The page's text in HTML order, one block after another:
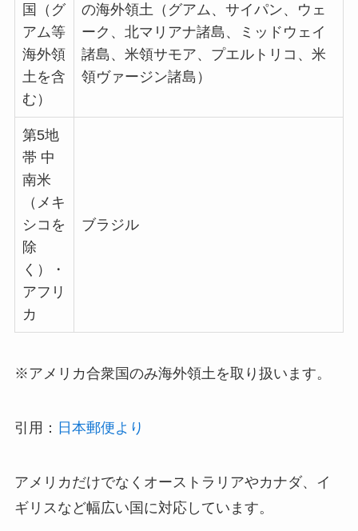
国（グ
アム等
海外領
土を含
む）
の海外領土（グアム、サイパン、ウェ
ーク、北マリアナ諸島、ミッドウェイ
諸島、米領サモア、プエルトリコ、米
領ヴァージン諸島）
第5地
帯 中
南米
（メキ
シコを
除
く）・
アフリ
カ
ブラジル
※アメリカ合衆国のみ海外領土を取り扱います。
引用： 日本郵便より
アメリカだけでなくオーストラリアやカナダ、イ
ギリスなど幅広い国に対応しています。